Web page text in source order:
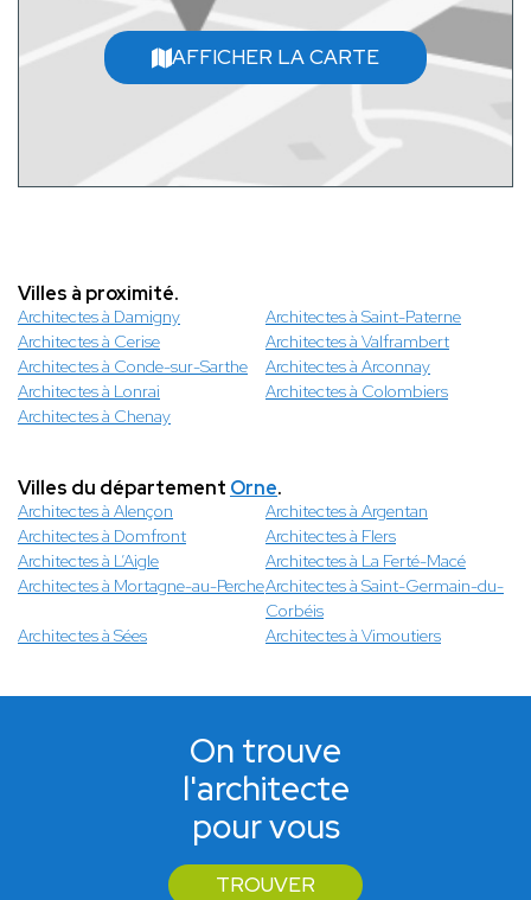
AFFICHER LA CARTE
Villes à proximité.
Architectes à Damigny
Architectes à Saint-Paterne
Architectes à Cerise
Architectes à Valframbert
Architectes à Conde-sur-Sarthe
Architectes à Arconnay
Architectes à Lonrai
Architectes à Colombiers
Architectes à Chenay
Villes du département Orne.
Architectes à Alençon
Architectes à Argentan
Architectes à Domfront
Architectes à Flers
Architectes à L’Aigle
Architectes à La Ferté-Macé
Architectes à Mortagne-au-PercheArchitectes à Saint-Germain-du-
Corbéis
Architectes à Sées
Architectes à Vimoutiers
On trouve
l'architecte
pour vous
TROUVER